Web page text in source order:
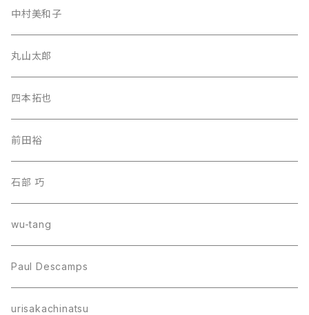
中村美和子
丸山太郎
四本拓也
前田裕
石部 巧
wu-tang
Paul Descamps
urisakachinatsu